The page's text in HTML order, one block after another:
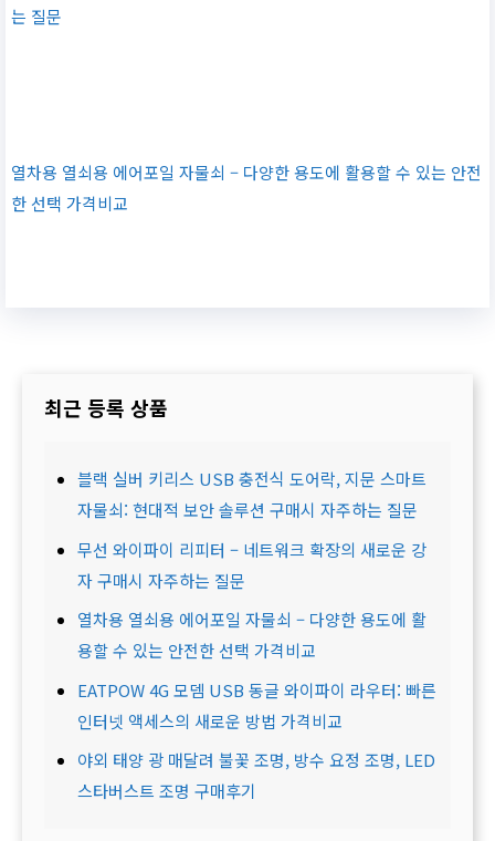
는 질문
열차용 열쇠용 에어포일 자물쇠 – 다양한 용도에 활용할 수 있는 안전
한 선택 가격비교
최근 등록 상품
블랙 실버 키리스 USB 충전식 도어락, 지문 스마트
자물쇠: 현대적 보안 솔루션 구매시 자주하는 질문
무선 와이파이 리피터 – 네트워크 확장의 새로운 강
자 구매시 자주하는 질문
열차용 열쇠용 에어포일 자물쇠 – 다양한 용도에 활
용할 수 있는 안전한 선택 가격비교
EATPOW 4G 모뎀 USB 동글 와이파이 라우터: 빠른
인터넷 액세스의 새로운 방법 가격비교
야외 태양 광 매달려 불꽃 조명, 방수 요정 조명, LED
스타버스트 조명 구매후기